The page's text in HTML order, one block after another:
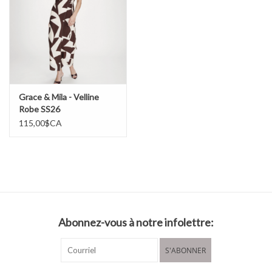
Suspendre pour sécher
Grace & Mila - Velline
Robe SS26
115,00$CA
Abonnez-vous à notre infolettre:
S'ABONNER